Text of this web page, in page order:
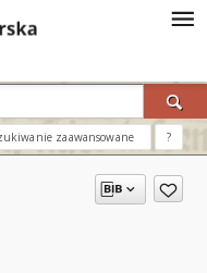
zaawansowane ?